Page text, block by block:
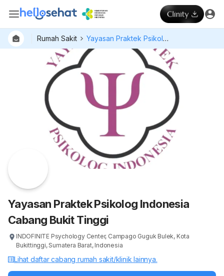
Rumah Sakit Yayasan Praktek Psikolog Indonesia Cabang Bukit Tinggi
Yayasan Praktek Psikolog Indonesia
Cabang Bukit Tinggi
INDOFINITE Psychology Center, Campago Guguk Bulek, Kota
Bukittinggi, Sumatera Barat, Indonesia
Lihat daftar cabang rumah sakit/klinik lainnya.
Hospital